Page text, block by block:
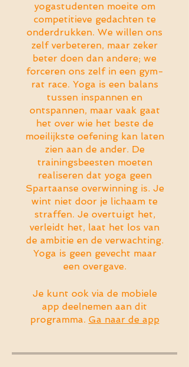
yogastudenten moeite om
competitieve gedachten te
onderdrukken. We willen ons
zelf verbeteren, maar zeker
beter doen dan andere; we
forceren ons zelf in een gym-
rat race. Yoga is een balans
tussen inspannen en
ontspannen, maar vaak gaat
het over wie het beste de
moeilijkste oefening kan laten
zien aan de ander. De
trainingsbeesten moeten
realiseren dat yoga geen
Spartaanse overwinning is. Je
wint niet door je lichaam te
straffen. Je overtuigt het,
verleidt het, laat het los van
de ambitie en de verwachting.
Yoga is geen gevecht maar
een overgave.
Je kunt ook via de mobiele
app deelnemen aan dit
programma. Ga naar de app